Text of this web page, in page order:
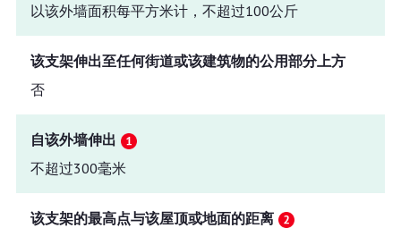
以该外墙面积每平方米计，不超过100公斤
该支架伸出至任何街道或该建筑物的公用部分上方
否
自该外墙伸出
不超过300毫米
该支架的最高点与该屋顶或地面的距离